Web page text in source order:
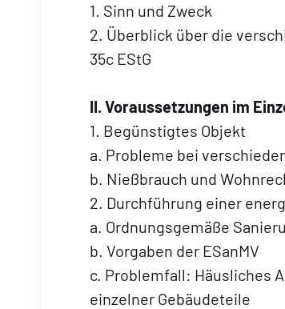
1. Sinn und Zweck
2. Überblick über die
35c EStG
II. Voraussetzungen im
1. Begünstigtes Objekt
a. Probleme bei
b. Nießbrauch und
2. Durchführung einer
a. Ordnungsgemäße
b. Vorgaben der ESanMV
c. Problemfall: Häusliches
einzelner Gebäudeteile